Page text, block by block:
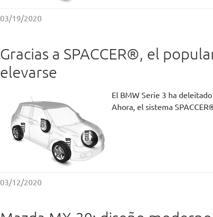
03/19/2020
Gracias a SPACCER®, el
elevarse
El BMW Serie 3 ha
Ahora, el sistema
03/12/2020